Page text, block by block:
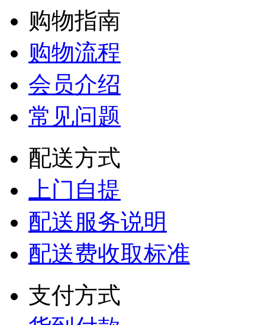
购物指南
购物流程
会员介绍
常见问题
配送方式
上门自提
配送服务说明
配送费收取标准
支付方式